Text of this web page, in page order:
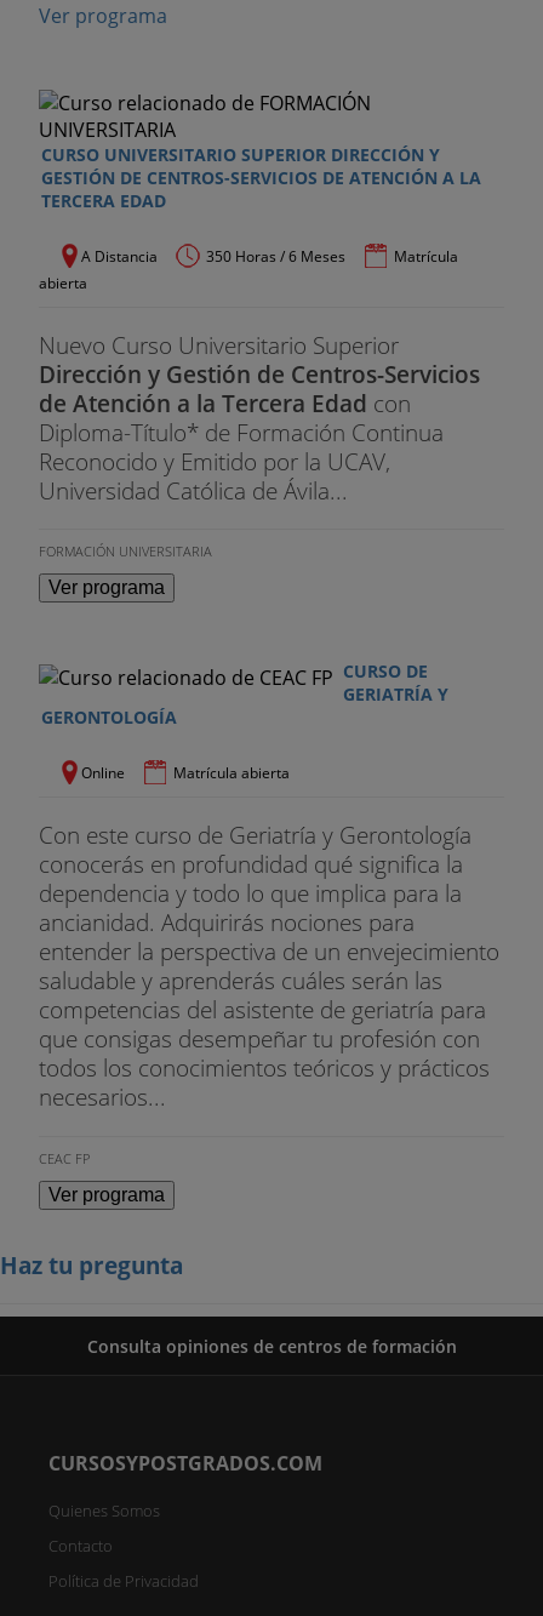
Ver programa
CURSO UNIVERSITARIO SUPERIOR DIRECCIÓN Y
GESTIÓN DE CENTROS-SERVICIOS DE ATENCIÓN A LA
TERCERA EDAD
A Distancia 350 Horas / 6 Meses
Matrícula
abierta
Nuevo Curso Universitario Superior
Dirección y Gestión de Centros-Servicios
de Atención a la Tercera Edad con
Diploma-Título* de Formación Continua
Reconocido y Emitido por la UCAV,
Universidad Católica de Ávila...
FORMACIÓN UNIVERSITARIA
Ver programa
CURSO DE
GERIATRÍA Y
GERONTOLOGÍA
Online Matrícula abierta
Con este curso de Geriatría y Gerontología
conocerás en profundidad qué significa la
dependencia y todo lo que implica para la
ancianidad. Adquirirás nociones para
entender la perspectiva de un envejecimiento
saludable y aprenderás cuáles serán las
competencias del asistente de geriatría para
que consigas desempeñar tu profesión con
todos los conocimientos teóricos y prácticos
necesarios...
CEAC FP
Ver programa
Haz tu pregunta
Consulta opiniones de centros de formación
CURSOSYPOSTGRADOS.COM
Quienes Somos
Contacto
Política de Privacidad